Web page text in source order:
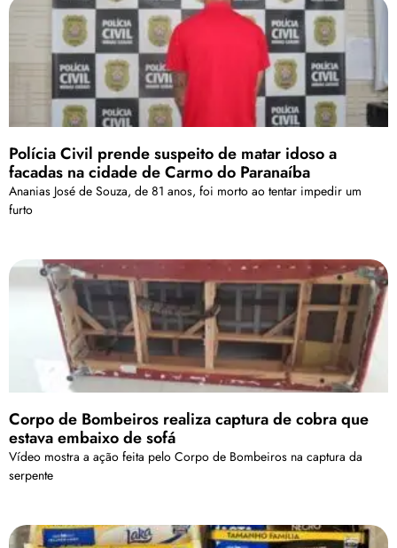
Polícia Civil prende suspeito de matar idoso a
facadas na cidade de Carmo do Paranaíba
Ananias José de Souza, de 81 anos, foi morto ao tentar impedir um
furto
Corpo de Bombeiros realiza captura de cobra que
estava embaixo de sofá
Vídeo mostra a ação feita pelo Corpo de Bombeiros na captura da
serpente